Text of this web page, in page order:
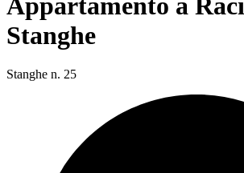
Stanghe
Stanghe n. 25